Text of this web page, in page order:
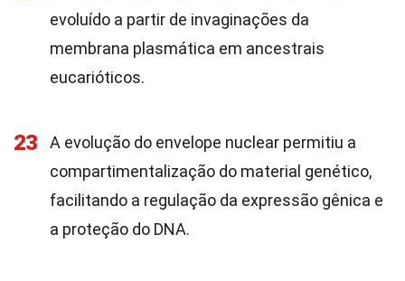
evoluído a partir de invaginações da
membrana plasmática em ancestrais
eucarióticos.
23
A evolução do envelope nuclear permitiu a
compartimentalização do material genético,
facilitando a regulação da expressão gênica e
a proteção do DNA.